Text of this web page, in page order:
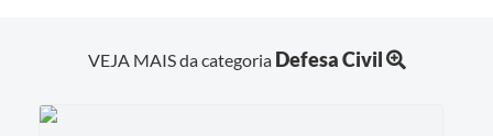
VEJA MAIS da categoria Defesa Civil